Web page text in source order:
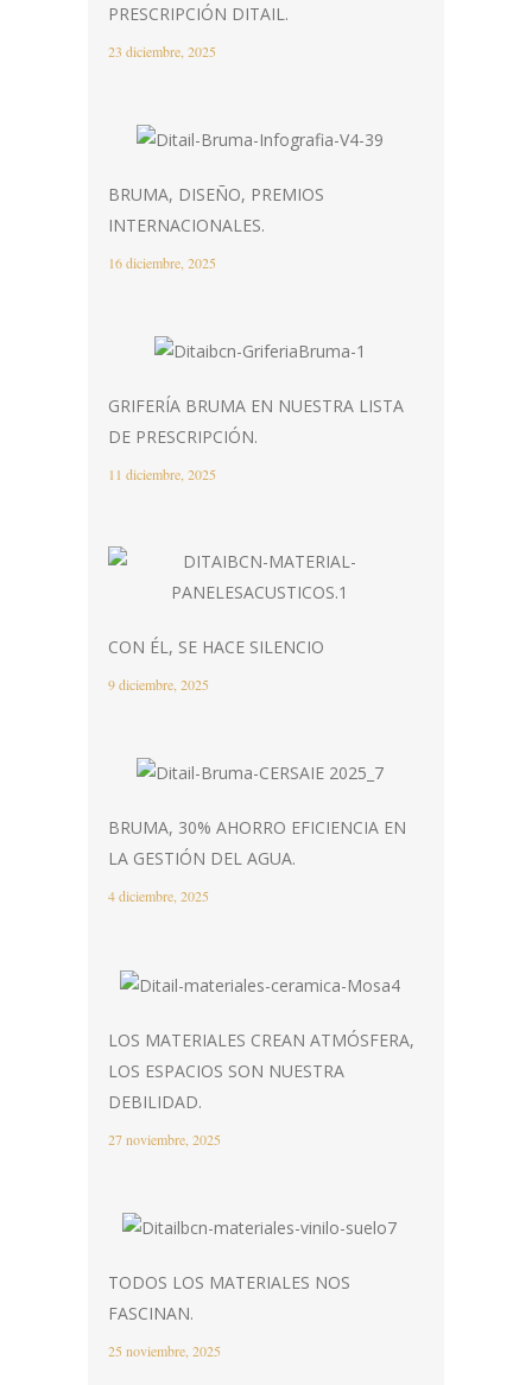
PRESCRIPCIÓN DITAIL.
23 diciembre, 2025
BRUMA, DISEÑO, PREMIOS
INTERNACIONALES.
16 diciembre, 2025
GRIFERÍA BRUMA EN NUESTRA LISTA
DE PRESCRIPCIÓN.
11 diciembre, 2025
CON ÉL, SE HACE SILENCIO
9 diciembre, 2025
BRUMA, 30% AHORRO EFICIENCIA EN
LA GESTIÓN DEL AGUA.
4 diciembre, 2025
LOS MATERIALES CREAN ATMÓSFERA,
LOS ESPACIOS SON NUESTRA
DEBILIDAD.
27 noviembre, 2025
TODOS LOS MATERIALES NOS
FASCINAN.
25 noviembre, 2025